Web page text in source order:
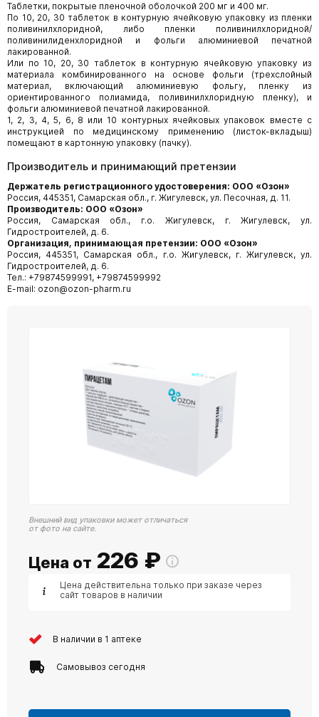
Таблетки, покрытые пленочной оболочкой 200 мг и 400 мг.
По 10, 20, 30 таблеток в контурную ячейковую упаковку из пленки
поливинилхлоридной, либо пленки поливинилхлоридной/
поливинилиденхлоридной и фольги алюминиевой печатной
лакированной.
Или по 10, 20, 30 таблеток в контурную ячейковую упаковку из
материала комбинированного на основе фольги (трехслойный
материал, включающий алюминиевую фольгу, пленку из
ориентированного полиамида, поливинилхлоридную пленку), и
фольги алюминиевой печатной лакированной.
1, 2, 3, 4, 5, 6, 8 или 10 контурных ячейковых упаковок вместе с
инструкцией по медицинскому применению (листок-вкладыш)
помещают в картонную упаковку (пачку).
Производитель и принимающий претензии
Держатель регистрационного удостоверения: ООО «Озон»
Россия, 445351, Самарская обл., г. Жигулевск, ул. Песочная, д. 11.
Производитель: ООО «Озон»
Россия, Самарская обл., г.о. Жигулевск, г. Жигулевск, ул.
Гидростроителей, д. 6.
Организация, принимающая претензии: ООО «Озон»
Россия, 445351, Самарская обл., г.о. Жигулевск, г. Жигулевск, ул.
Гидростроителей, д. 6.
Тел.: +79874599991, +79874599992
E-mail: ozon@ozon-pharm.ru
Внешний вид упаковки может отличаться
от фото на сайте.
Цена от 226 ₽
Цена действительна только при заказе через
сайт товаров в наличии
В наличии в 1 аптеке
Самовывоз сегодня